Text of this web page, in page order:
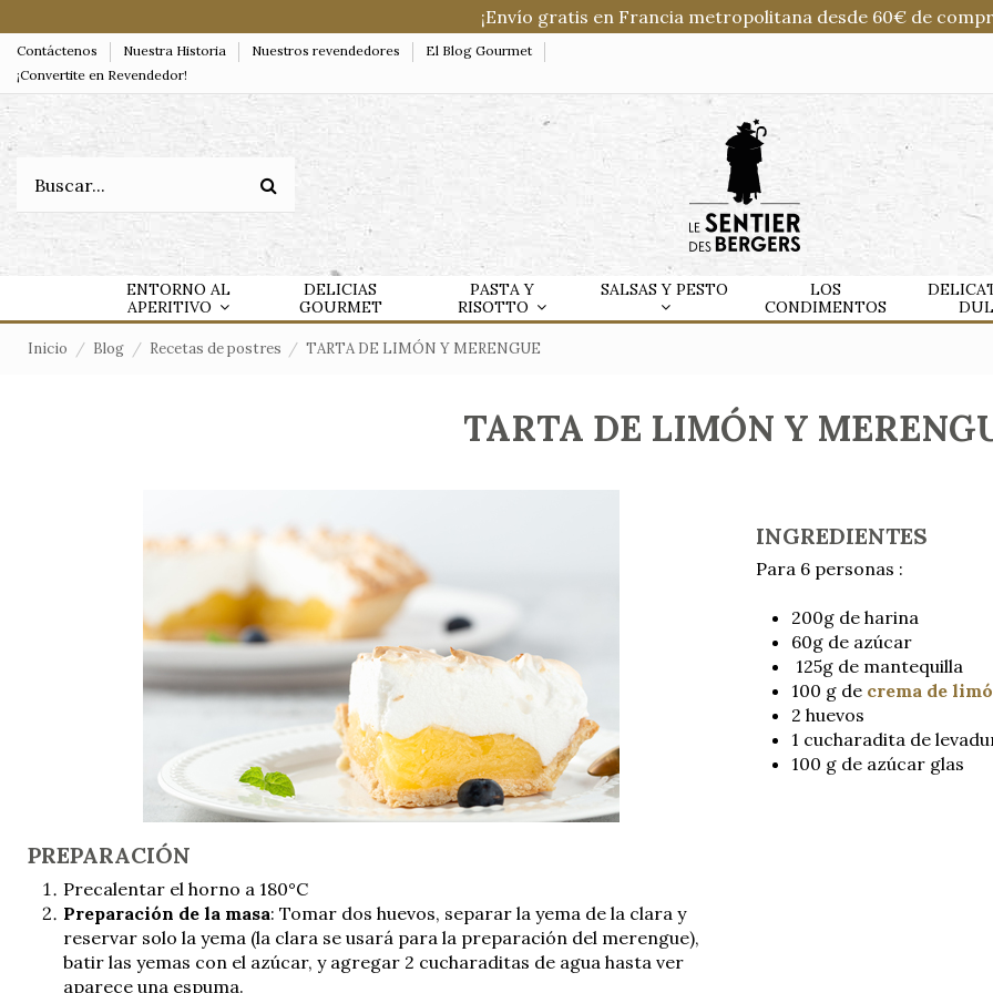
¡Envío gratis en Francia metropolitana desde 60€ de
Contáctenos Nuestra Historia Nuestros revendedores
El Blog Gourmet
¡Convertite en Revendedor!
ENTORNO AL
APERITIVO
DELICIAS
GOURMET
PASTA Y
RISOTTO
SALSAS Y PESTO
LOS
CONDIMENTOS
Inicio Blog Recetas de postres TARTA DE LIMÓN Y MERENGUE
TARTA DE LIMÓN Y
INGREDIENTES
Para 6 personas :
200g de harina
60g de azúcar
125g de mantequilla
100 g de crema de
2 huevos
1 cucharadita de
100 g de azúcar glas
PREPARACIÓN
Precalentar el horno a 180°C
Preparación de la masa: Tomar dos huevos, separar la yema de la clara y
reservar solo la yema (la clara se usará para la preparación del merengue),
batir las yemas con el azúcar, y agregar 2 cucharaditas de agua hasta ver
aparece una espuma.